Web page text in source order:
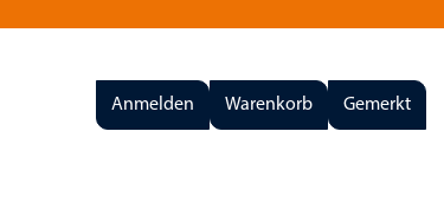
Anmelden Warenkorb Gemerkt